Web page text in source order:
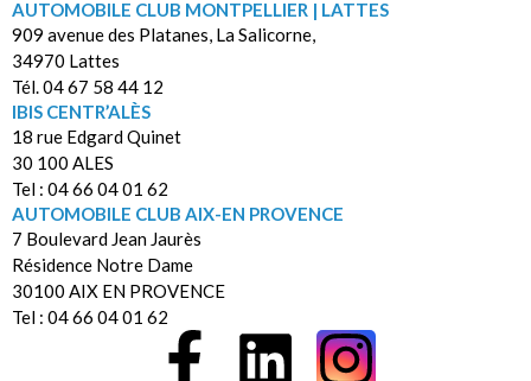
AUTOMOBILE CLUB MONTPELLIER | LATTES
909 avenue des Platanes, La Salicorne,
34970 Lattes
Tél. 04 67 58 44 12
IBIS CENTR’ALÈS
18 rue Edgard Quinet
30 100 ALES
Tel : 04 66 04 01 62
AUTOMOBILE CLUB AIX-EN PROVENCE
7 Boulevard Jean Jaurès
Résidence Notre Dame
30100 AIX EN PROVENCE
Tel : 04 66 04 01 62